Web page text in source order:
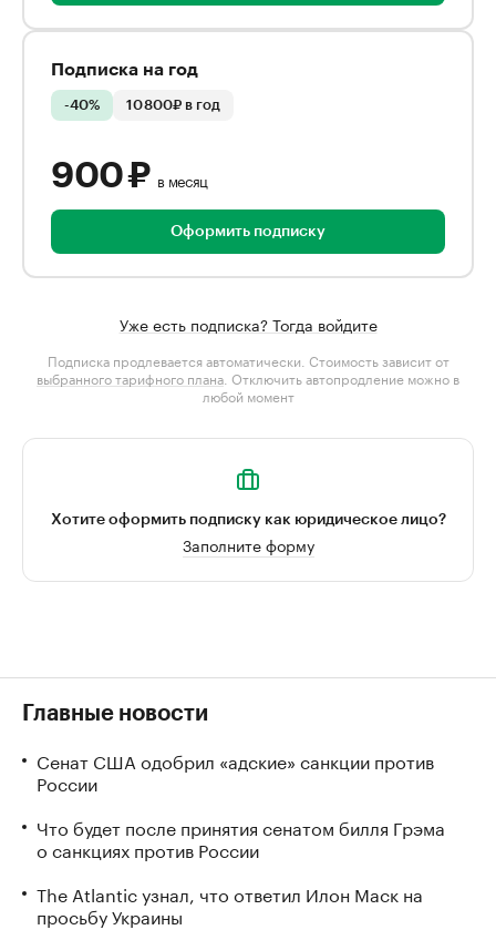
Подписка на год
-40% 10 800₽ в год
900 ₽ в месяц
Оформить подписку
Уже есть подписка? Тогда войдите
Подписка продлевается автоматически. Стоимость зависит от
выбранного тарифного плана . Отключить автопродление можно в
любой момент
Хотите оформить подписку как юридическое лицо?
Заполните форму
Главные новости
Сенат США одобрил «адские» санкции против
России
Что будет после принятия сенатом билля Грэма
о санкциях против России
The Atlantic узнал, что ответил Илон Маск на
просьбу Украины